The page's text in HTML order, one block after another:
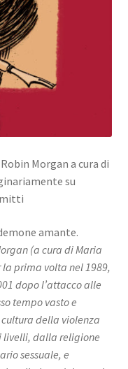
Morgan a cura di
su
amante.
(a cura di Maria
prima volta nel 1989,
dopo l’attacco alle
tempo vasto e
della violenza
livelli, dalla religione
sessuale, e